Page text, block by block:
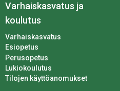
Varhaiskasvatus ja
koulutus
Varhaiskasvatus
Esiopetus
Perusopetus
Lukiokoulutus
Tilojen käyttöanomukset